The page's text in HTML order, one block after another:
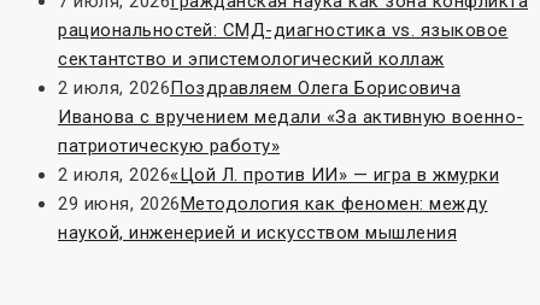
рациональностей: СМД-диагностика vs. языковое
сектантство и эпистемологический коллаж
2 июля, 2026Поздравляем Олега Борисовича
Иванова с вручением медали «За активную военно-
патриотическую работу»
2 июля, 2026«Цой Л. против ИИ» — игра в жмурки
29 июня, 2026Методология как феномен: между
наукой, инженерией и искусством мышления